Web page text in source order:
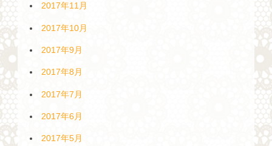
2017年11月
2017年10月
2017年9月
2017年8月
2017年7月
2017年6月
2017年5月